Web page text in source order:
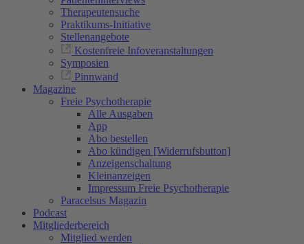
Therapeutensuche
Praktikums-Initiative
Stellenangebote
Kostenfreie Infoveranstaltungen
Symposien
Pinnwand
Magazine
Freie Psychotherapie
Alle Ausgaben
App
Abo bestellen
Abo kündigen [Widerrufsbutton]
Anzeigenschaltung
Kleinanzeigen
Impressum Freie Psychotherapie
Paracelsus Magazin
Podcast
Mitgliederbereich
Mitglied werden